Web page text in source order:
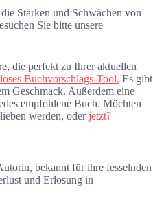
Stärken und Schwächen von
Sie bitte unsere
die perfekt zu Ihrer aktuellen
Buchvorschlags-Tool. Es gibt
Geschmack. Außerdem eine
empfohlene Buch. Möchten
werden, oderjetzt?
bekannt für ihre fesselnden
und Erlösung in